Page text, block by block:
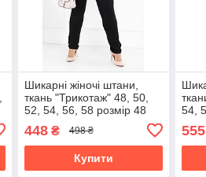
Шикарні жіночі штани,
ткань "Трикотаж" 48, 50,
52, 54, 56, 58 розмір 48
448₴ 498 ₴
Купити
54,
555